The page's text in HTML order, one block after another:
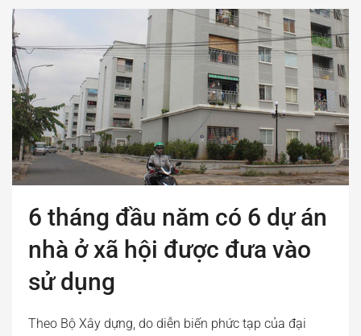
6 tháng đầu năm có 6 dự án
nhà ở xã hội được đưa vào
sử dụng
Theo Bộ Xây dựng, do diễn biến phức tạp của đại